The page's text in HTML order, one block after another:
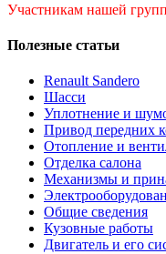
Участникам нашей
Полезные статьи
Renault Sandero
Шасси
Уплотнение и
Привод передних
Отопление и
Отделка салона
Механизмы и
Общие сведения
Кузовные работы
Двигатель и его